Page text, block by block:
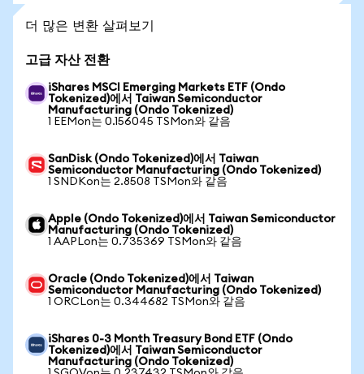
더 많은 변환 살펴보기
고급 자산 전환
iShares MSCI Emerging Markets ETF (Ondo
Tokenized)에서 Taiwan Semiconductor
Manufacturing (Ondo Tokenized)
1 EEMon는 0.156045 TSMon와 같음
SanDisk (Ondo Tokenized)에서 Taiwan
Semiconductor Manufacturing (Ondo Tokenized)
1 SNDKon는 2.8508 TSMon와 같음
Apple (Ondo Tokenized)에서 Taiwan Semiconductor
Manufacturing (Ondo Tokenized)
1 AAPLon는 0.735369 TSMon와 같음
Oracle (Ondo Tokenized)에서 Taiwan
Semiconductor Manufacturing (Ondo Tokenized)
1 ORCLon는 0.344682 TSMon와 같음
iShares 0-3 Month Treasury Bond ETF (Ondo
Tokenized)에서 Taiwan Semiconductor
Manufacturing (Ondo Tokenized)